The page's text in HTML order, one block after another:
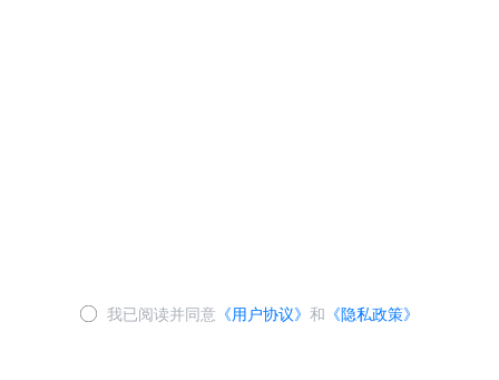
我已阅读并同意 《用户协议》和 《隐私政策》